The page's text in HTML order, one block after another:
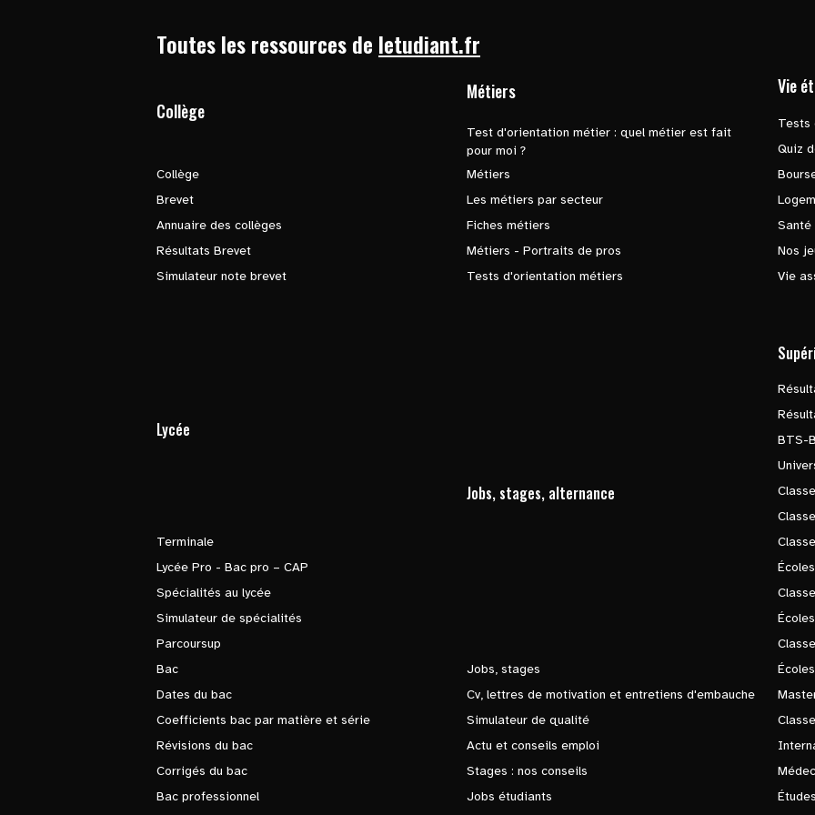
Toutes les ressources de letudiant.fr
Collège
Collège
Brevet
Annuaire des collèges
Résultats Brevet
Simulateur note brevet
Métiers
Test d'orientation métier : quel métier est fait
pour moi ?
Métiers
Les métiers par secteur
Fiches métiers
Métiers - Portraits de pros
Tests d'orientation métiers
Vie
Tests
Quiz
Santé
Nos
Vie
Lycée
Terminale
Lycée Pro - Bac pro – CAP
Spécialités au lycée
Simulateur de spécialités
Parcoursup
Bac
Dates du bac
Coefficients bac par matière et série
Révisions du bac
Corrigés du bac
Bac professionnel
Jobs, stages, alternance
Jobs, stages
Cv, lettres de motivation et entretiens d'embauche
Simulateur de qualité
Actu et conseils emploi
Stages : nos conseils
Jobs étudiants
BTS-